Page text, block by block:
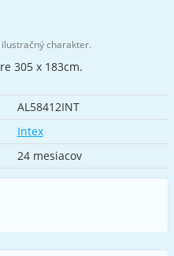
charakter.
305 x 183cm.
AL58412INT
Intex
24 mesiacov